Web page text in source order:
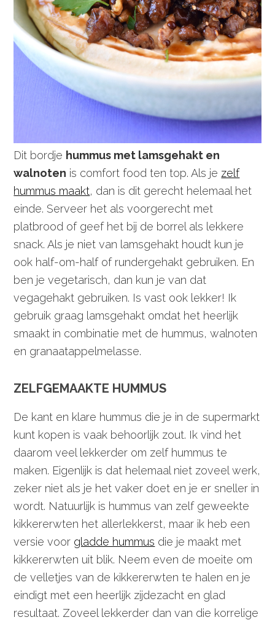
Dit bordje hummus met lamsgehakt en
walnoten is comfort food ten top. Als je zelf
hummus maakt, dan is dit gerecht helemaal het
einde. Serveer het als voorgerecht met
platbrood of geef het bij de borrel als lekkere
snack. Als je niet van lamsgehakt houdt kun je
ook half-om-half of rundergehakt gebruiken. En
ben je vegetarisch, dan kun je van dat
vegagehakt gebruiken. Is vast ook lekker! Ik
gebruik graag lamsgehakt omdat het heerlijk
smaakt in combinatie met de hummus, walnoten
en granaatappelmelasse.
ZELFGEMAAKTE HUMMUS
De kant en klare hummus die je in de supermarkt
kunt kopen is vaak behoorlijk zout. Ik vind het
daarom veel lekkerder om zelf hummus te
maken. Eigenlijk is dat helemaal niet zoveel werk,
zeker niet als je het vaker doet en je er sneller in
wordt. Natuurlijk is hummus van zelf geweekte
kikkererwten het allerlekkerst, maar ik heb een
versie voor gladde hummus die je maakt met
kikkererwten uit blik. Neem even de moeite om
de velletjes van de kikkererwten te halen en je
eindigt met een heerlijk zijdezacht en glad
resultaat. Zoveel lekkerder dan van die korrelige